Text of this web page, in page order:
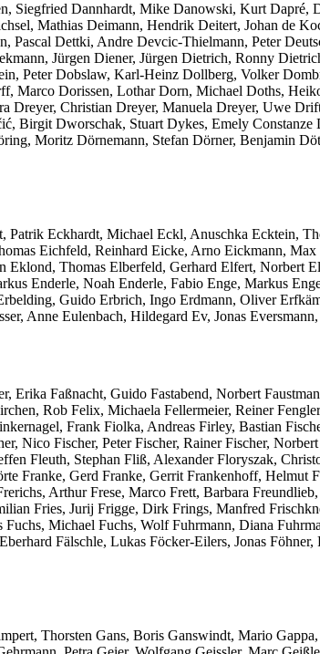
Siegfried Dannhardt, Mike Danowski, Kurt Dapré,
Mathias Deimann, Hendrik Deitert, Johan de
Dettki, Andre Devcic-Thielmann, Peter
Jürgen Diener, Jürgen Dietrich, Ronny
Peter Dobslaw, Karl-Heinz Dollberg, Volker
Marco Dorissen, Lothar Dorn, Michael Doths,
Dreyer, Christian Dreyer, Manuela Dreyer, Uwe
Birgit Dworschak, Stuart Dykes, Emely Constanze
Moritz Dörnemann, Stefan Dörner, Benjamin
Eckhardt, Michael Eckl, Anuschka Ecktein,
Eichfeld, Reinhard Eicke, Arno Eickmann, Max
Thomas Elberfeld, Gerhard Elfert, Norbert
Enderle, Noah Enderle, Fabio Enge, Markus
Guido Erbrich, Ingo Erdmann, Oliver
Anne Eulenbach, Hildegard Ev, Jonas
Erika Faßnacht, Guido Fastabend, Norbert
Rob Felix, Michaela Fellermeier, Reiner
Frank Fiolka, Andreas Firley, Bastian
Nico Fischer, Peter Fischer, Rainer Fischer,
Fleuth, Stephan Fliß, Alexander Floryszak,
Franke, Gerd Franke, Gerrit Frankenhoff, Helmut
Arthur Frese, Marco Frett, Barbara
Fries, Jurij Frigge, Dirk Frings, Manfred
Michael Fuchs, Wolf Fuhrmann, Diana
Fälschle, Lukas Föcker-Eilers, Jonas Föhner,
Thorsten Gans, Boris Ganswindt, Mario